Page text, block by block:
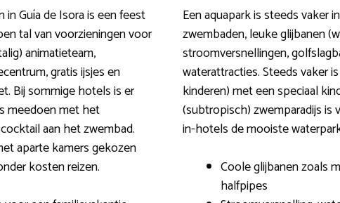
Guía de Isora is een feest
tal van voorzieningen voor
animatieteam,
gratis ijsjes en
Bij sommige hotels is er
meedoen met het
aan het zwembad.
aparte kamers gekozen
kosten reizen.
Een aquapark is steeds vaker
zwembaden, leuke glijbanen
stroomversnellingen,
waterattracties. Steeds vaker
kinderen) met een speciaal
(subtropisch) zwemparadijs is
in-hotels de mooiste
Coole glijbanen zoals
halfpipes